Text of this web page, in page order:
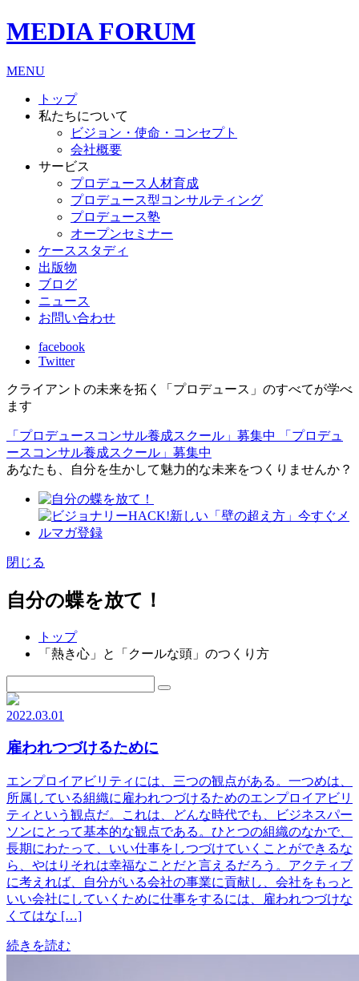
MEDIA FORUM
MENU
トップ
私たちについて
ビジョン・使命・コンセプト
会社概要
サービス
プロデュース人材育成
プロデュース型コンサルティング
プロデュース塾
オープンセミナー
ケーススタディ
出版物
ブログ
ニュース
お問い合わせ
facebook
Twitter
クライアントの未来を拓く「プロデュース」のすべてが学べ
ます
「プロデュースコンサル養成スクール」募集中
「プロデュ
ースコンサル養成スクール」募集中
あなたも、自分を生かして魅力的な未来をつくりませんか？
閉じる
自分の蝶を放て！
トップ
「熱き心」と「クールな頭」のつくり方
2022.03.01
雇われつづけるために
エンプロイアビリティには、三つの観点がある。一つめは、
所属している組織に雇われつづけるためのエンプロイアビリ
ティという観点だ。これは、どんな時代でも、ビジネスパー
ソンにとって基本的な観点である。ひとつの組織のなかで、
長期にわたって、いい仕事をしつづけていくことができるな
ら、やはりそれは幸福なことだと言えるだろう。アクティブ
に考えれば、自分がいる会社の事業に貢献し、会社をもっと
いい会社にしていくために仕事をするには、雇われつづけな
くてはな […]
続きを読む